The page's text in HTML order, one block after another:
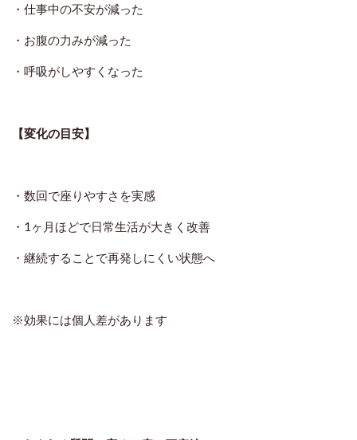
・仕事中の不安が減った
・お腹の力みが減った
・呼吸がしやすくなった
【変化の目安】
・数回で座りやすさを実感
・1ヶ月ほどで日常生活が大きく改善
・継続することで再発しにくい状態へ
※効果には個人差があります